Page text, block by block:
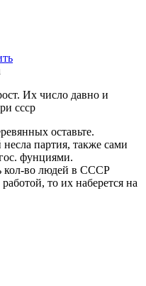
Их число давно и
ссср
оставьте.
партия, также сами
фунциями.
кол-во людей в СССР
то их наберется на